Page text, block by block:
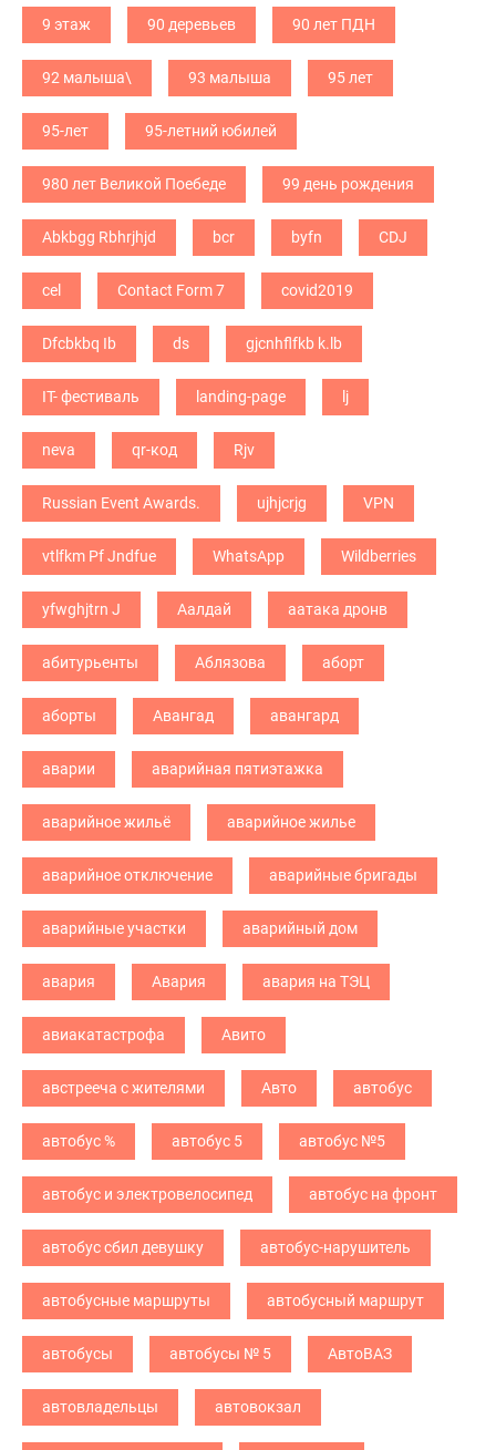
9 этаж 90 деревьев 90 лет ПДН
92 малыша\ 93 малыша 95 лет
95-лет 95-летний юбилей
980 лет Великой Поебеде 99 день рождения
Abkbgg Rbhrjhjd bcr byfn CDJ
cel Contact Form 7 covid2019
Dfcbkbq Ib ds gjcnhflfkb k.lb
IT- фестиваль landing-page lj
neva qr-код Rjv
Russian Event Awards. ujhjcrjg VPN
vtlfkm Pf Jndfue WhatsApp Wildberries
yfwghjtrn J Аалдай аатака дронв
абитурьенты Аблязова аборт
аборты Авангад авангард
аварии аварийная пятиэтажка
аварийное жильё аварийное жилье
аварийное отключение аварийные бригады
аварийные участки аварийный дом
авария Авария авария на ТЭЦ
авиакатастрофа Авито
австрееча с жителями Авто автобус
автобус % автобус 5 автобус №5
автобус и электровелосипед автобус на фронт
автобус сбил девушку автобус-нарушитель
автобусные маршруты автобусный маршрут
автобусы автобусы № 5 АвтоВАЗ
автовладельцы автовокзал